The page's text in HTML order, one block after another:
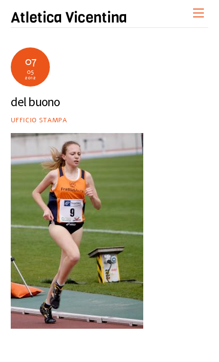
content
Atletica Vicentina
07
05
2012
del buono
UFFICIO STAMPA